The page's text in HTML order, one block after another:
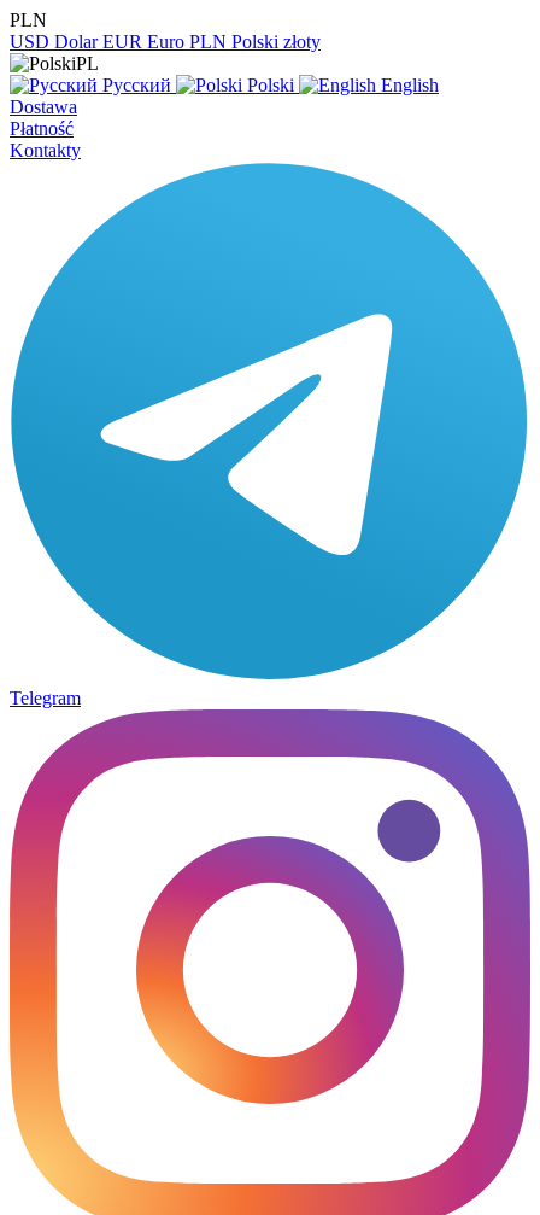
PLN
USD Dolar EUR Euro PLN Polski złoty
PL
Русский
Polski
English
Dostawa
Płatność
Kontakty
Telegram